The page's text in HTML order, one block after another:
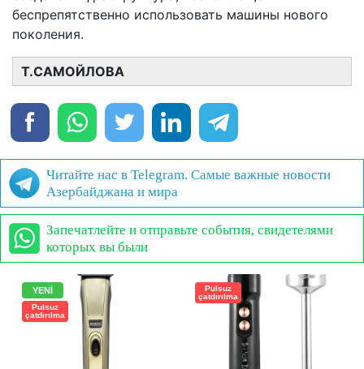
беспрепятственно использовать машины нового
поколения.
Т.САМОЙЛОВА
Читайте нас в Telegram. Самые важные новости
Азербайджана и мира
Запечатлейте и отправьте события, свидетелями
которых вы были